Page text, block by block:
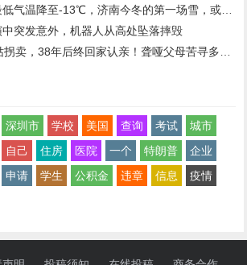
降至-13℃，济南今冬的第一场雪，或跟去年同一时间！
突发意外，机器人从高处坠落摔毁
年后终回家认亲！聋哑父母苦寻多年，母亲已抱憾离世丨红星寻人
深圳市 学校 美国 查询 考试
城市
自己 住房 医院 一个 特朗普
企业
申请 学生 公积金 违章 信息
疫情